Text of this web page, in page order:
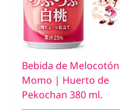
Bebida de Melocotón
Momo | Huerto de
Pekochan 380 ml.